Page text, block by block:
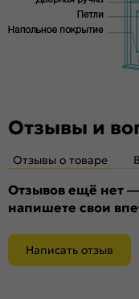
Отзывы и
Отзывы о товаре
Отзывов ещё нет
напишете свои
Написать отзыв